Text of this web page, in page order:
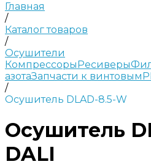
Главная
/
Каталог товаров
/
Осушители
КомпрессорыРесиверы
азотаЗапчасти к винтовым
/
Осушитель DLAD-8.5-W
Осушитель
DALI